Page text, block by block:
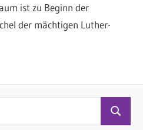
ist zu Beginn der
der mächtigen Luther-